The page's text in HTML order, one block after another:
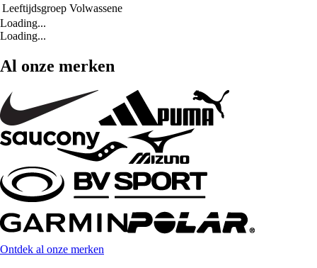
Leeftijdsgroep Volwassene
Loading...
Loading...
Al onze merken
Ontdek al onze merken